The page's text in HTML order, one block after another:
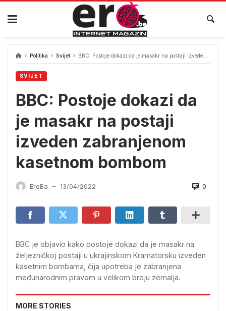
Skip
content
Politika Svijet BBC: Postoje dokazi da je masakr na postaji izveden zabranjenom kasetnom bombom
SVIJET
BBC: Postoje dokazi da
je masakr na postaji
izveden zabranjenom
kasetnom bombom
EroBa — 13/04/2022 0
BBC je objavio kako postoje dokazi da je masakr na
željezničkoj postaji u ukrajinskom Kramatorsku izveden
kasetnim bombama, čija upotreba je zabranjena
međunarodnim pravom u velikom broju zemalja.
MORE STORIES